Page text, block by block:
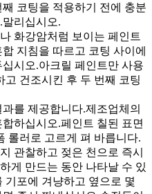
코팅을 적용하기 전에 충분
리십시오.
화강암처럼 보이는 페인트
지침을 따르고 코팅 사이에
시오.아크릴 페인트만 사용
건조시킨 후 두 번째 코팅
를 제공합니다.제조업체의
하십시오.페인트 칠된 표면
롤러로 고르게 펴 바릅니다.
관찰하고 젖은 천으로 즉시
게 만드는 동안 나타날 수 있
기포에 겨냥하고 옆으로 몇